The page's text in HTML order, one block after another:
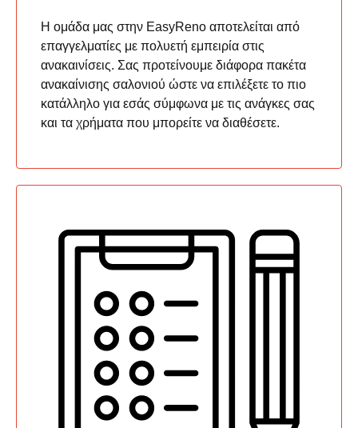
Η ομάδα μας στην EasyReno αποτελείται από
επαγγελματίες με πολυετή εμπειρία στις
ανακαινίσεις. Σας προτείνουμε διάφορα πακέτα
ανακαίνισης σαλονιού ώστε να επιλέξετε το πιο
κατάλληλο για εσάς σύμφωνα με τις ανάγκες σας
και τα χρήματα που μπορείτε να διαθέσετε.